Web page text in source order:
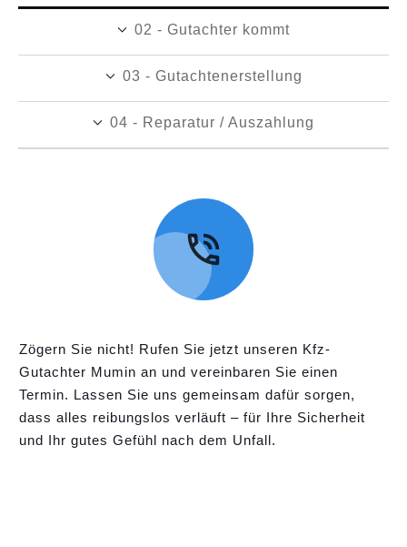
02 - Gutachter kommt
03 - Gutachtenerstellung
04 - Reparatur / Auszahlung
Zögern Sie nicht! Rufen Sie jetzt unseren Kfz-
Gutachter Mumin an und vereinbaren Sie einen
Termin. Lassen Sie uns gemeinsam dafür sorgen,
dass alles reibungslos verläuft – für Ihre Sicherheit
und Ihr gutes Gefühl nach dem Unfall.